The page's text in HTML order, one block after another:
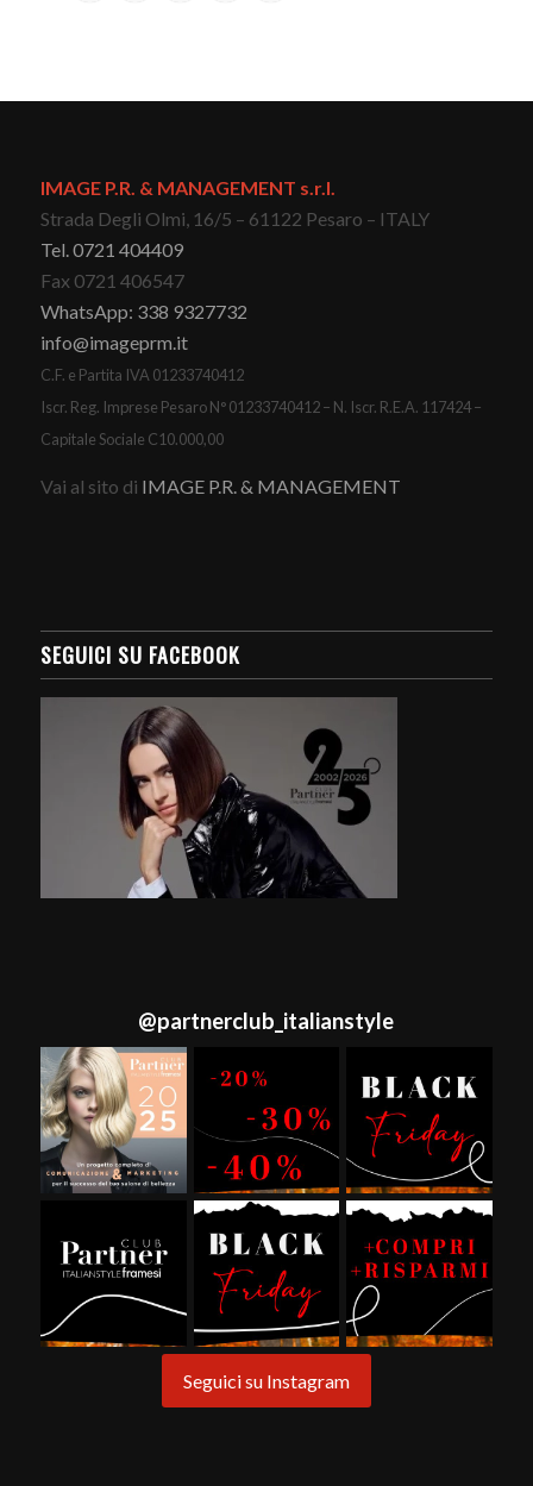
IMAGE P.R. & MANAGEMENT s.r.l.
Strada Degli Olmi, 16/5 – 61122 Pesaro – ITALY
Tel. 0721 404409
Fax 0721 406547
WhatsApp: 338 9327732
info@imageprm.it
C.F. e Partita IVA 01233740412
Iscr. Reg. Imprese Pesaro N° 01233740412 – N. Iscr. R.E.A. 117424 –
Capitale Sociale C10.000,00
Vai al sito di IMAGE P.R. & MANAGEMENT
SEGUICI SU FACEBOOK
@partnerclub_italianstyle
Seguici su Instagram